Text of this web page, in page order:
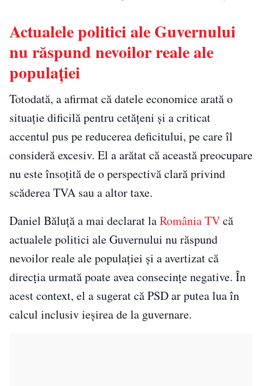
Actualele politici ale Guvernului
nu răspund nevoilor reale ale
populației
Totodată, a afirmat că datele economice arată o
situație dificilă pentru cetățeni și a criticat
accentul pus pe reducerea deficitului, pe care îl
consideră excesiv. El a arătat că această preocupare
nu este însoțită de o perspectivă clară privind
scăderea TVA sau a altor taxe.
Daniel Băluță a mai declarat laRomânia TVcă
actualele politici ale Guvernului nu răspund
nevoilor reale ale populației și a avertizat că
direcția urmată poate avea consecințe negative. În
acest context, el a sugerat că PSD ar putea lua în
calcul inclusiv ieșirea de la guvernare.